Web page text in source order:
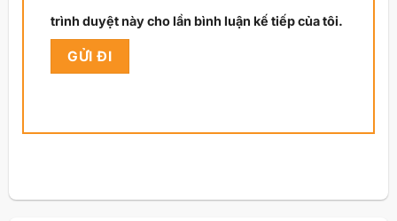
trình duyệt này cho lần bình luận kế tiếp của tôi.